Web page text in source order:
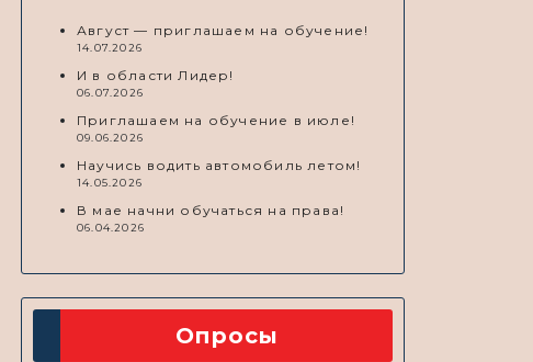
Август — приглашаем на обучение!
14.07.2026
И в области Лидер!
06.07.2026
Приглашаем на обучение в июле!
09.06.2026
Научись водить автомобиль летом!
14.05.2026
В мае начни обучаться на права!
06.04.2026
Опросы